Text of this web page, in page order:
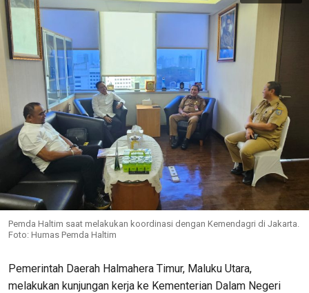
Pemda Haltim saat melakukan koordinasi dengan Kemendagri di Jakarta.
Foto: Humas Pemda Haltim
Pemerintah Daerah Halmahera Timur, Maluku Utara,
melakukan kunjungan kerja ke Kementerian Dalam Negeri